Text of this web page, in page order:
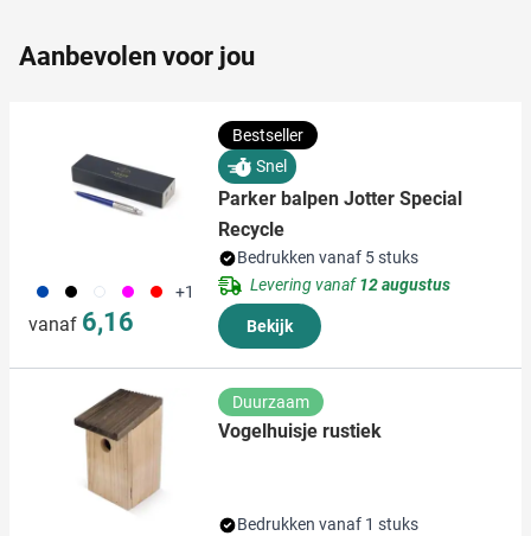
verzameld op basis van uw gebruik van hun services.
Aanbevolen voor jou
023 001 002 117 008 +1
vanaf 6,16
Bestseller
Snel
Parker balpen Jotter Special
Recycle
Bedrukken vanaf 5 stuks
Levering vanaf12 augustus
Bekijk
Duurzaam
Vogelhuisje rustiek
Bedrukken vanaf 1 stuks